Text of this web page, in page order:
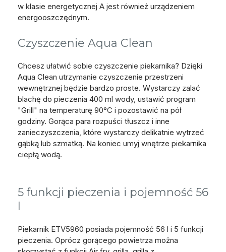
w klasie energetycznej A jest również urządzeniem
energooszczędnym.
Czyszczenie Aqua Clean
Chcesz ułatwić sobie czyszczenie piekarnika? Dzięki
Aqua Clean utrzymanie czyszczenie przestrzeni
wewnętrznej będzie bardzo proste. Wystarczy zalać
blachę do pieczenia 400 ml wody, ustawić program
"Grill" na temperaturę 90°C i pozostawić na pół
godziny. Gorąca para rozpuści tłuszcz i inne
zanieczyszczenia, które wystarczy delikatnie wytrzeć
gąbką lub szmatką. Na koniec umyj wnętrze piekarnika
ciepłą wodą.
5 funkcji pieczenia i pojemność 56
Piekarnik ETV5960 posiada pojemność 56 l i 5 funkcji
pieczenia. Oprócz gorącego powietrza można